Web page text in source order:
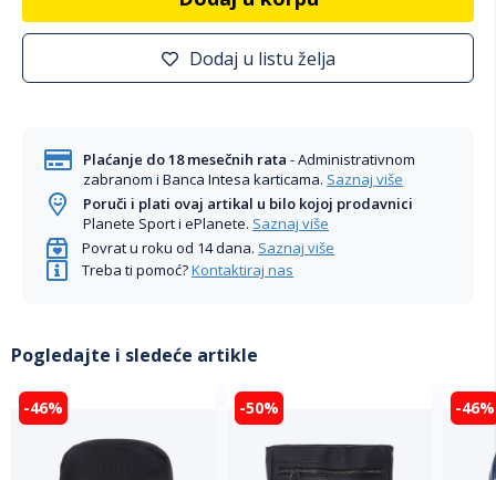
Dodaj u listu želja
Plaćanje do 18 mesečnih rata - Administrativnom
zabranom i Banca Intesa karticama. Saznaj više
Poruči i plati ovaj artikal u bilo kojoj prodavnici
Planete Sport i ePlanete. Saznaj više
Povrat u roku od 14 dana. Saznaj više
Treba ti pomoć?Kontaktiraj nas
Pogledajte i sledeće artikle
-46% -50% -46%